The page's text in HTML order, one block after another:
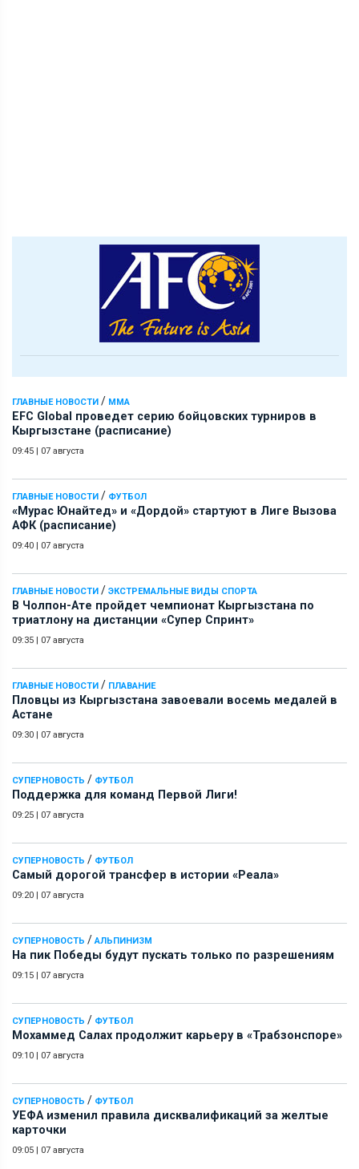
ГЛАВНЫЕ НОВОСТИ / ММА
EFC Global проведет серию бойцовских турниров в
Кыргызстане (расписание)
09:45 | 07 августа
ГЛАВНЫЕ НОВОСТИ / ФУТБОЛ
«Мурас Юнайтед» и «Дордой» стартуют в Лиге Вызова
АФК (расписание)
09:40 | 07 августа
ГЛАВНЫЕ НОВОСТИ / ЭКСТРЕМАЛЬНЫЕ ВИДЫ СПОРТА
В Чолпон-Ате пройдет чемпионат Кыргызстана по
триатлону на дистанции «Супер Спринт»
09:35 | 07 августа
ГЛАВНЫЕ НОВОСТИ / ПЛАВАНИЕ
Пловцы из Кыргызстана завоевали восемь медалей в
Астане
09:30 | 07 августа
СУПЕРНОВОСТЬ / ФУТБОЛ
Поддержка для команд Первой Лиги!
09:25 | 07 августа
СУПЕРНОВОСТЬ / ФУТБОЛ
Самый дорогой трансфер в истории «Реала»
09:20 | 07 августа
СУПЕРНОВОСТЬ / АЛЬПИНИЗМ
На пик Победы будут пускать только по разрешениям
09:15 | 07 августа
СУПЕРНОВОСТЬ / ФУТБОЛ
Мохаммед Салах продолжит карьеру в «Трабзонспоре»
09:10 | 07 августа
СУПЕРНОВОСТЬ / ФУТБОЛ
УЕФА изменил правила дисквалификаций за желтые
карточки
09:05 | 07 августа